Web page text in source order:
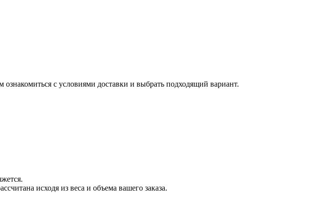
с условиями доставки и выбрать подходящий вариант.
исходя из веса и объема вашего заказа.